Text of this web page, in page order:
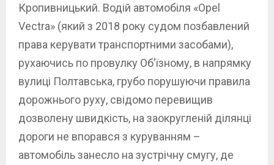
Кропивницький. Водій автомобіля «Opel
Vectra» (який з 2018 року судом позбавлений
права керувати транспортними засобами),
рухаючись по провулку Об’їзному, в напрямку
вулиці Полтавська, грубо порушуючи правила
дорожнього руху, свідомо перевищив
дозволену швидкість, на заокругленій ділянці
дороги не впорався з куруванням –
автомобіль занесло на зустрічну смугу, де